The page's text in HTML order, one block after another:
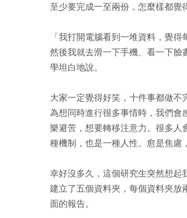
至少要完成一至兩份，怎麼樣都覺
「我打開電腦看到一堆資料，覺
然後我就去滑一下手機、看一下
學坦白地說。
大家一定覺得好笑，十件事都做
為想同時進行很多事情時，我們會
樂避苦，想要轉移注意力。很多人
種機制，也是一種人性。愈是焦慮
幸好沒多久，這個研究生突然想
建立了五個資料夾，每個資料夾放
面的報告。